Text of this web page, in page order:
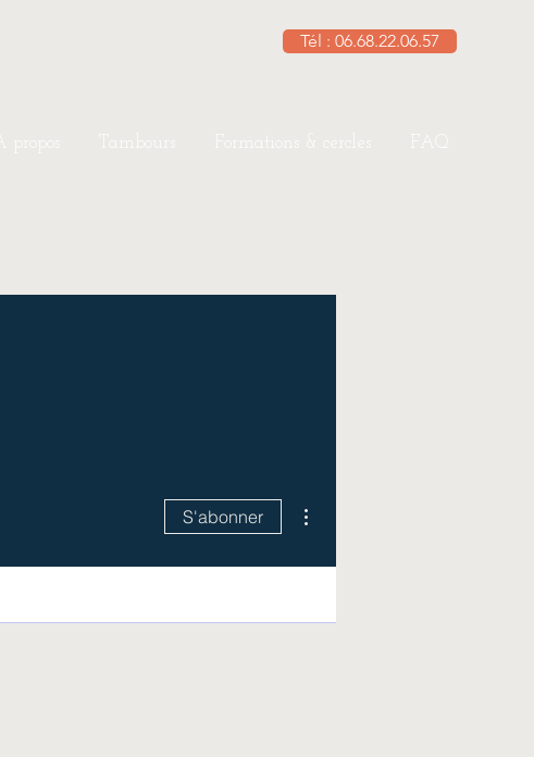
Tél : 06.68.22.06.57
À propos Tambours Formations & cercles FAQ
S'abonner